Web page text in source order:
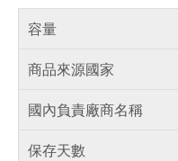
容量
商品來源國家
國內負責廠商名稱
保存天數